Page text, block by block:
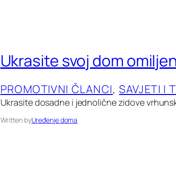
Ukrasite svoj dom
PROMOTIVNI ČLANCI, SAVJETI I
Ukrasite dosadne i jednolične zidove
Written byUređenje doma